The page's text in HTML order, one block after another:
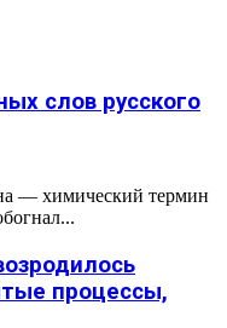
слов русского
— химический термин
процессы,